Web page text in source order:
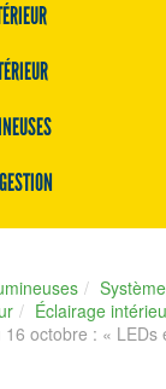
Éclairage
octobre : « LEDs